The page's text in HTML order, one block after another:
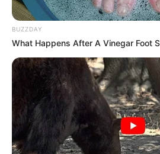
BUZZDAY
What Happens After A Vinegar Foot